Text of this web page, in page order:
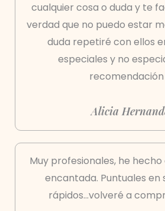
cualquier cosa o duda y te
verdad que no puedo estar
duda repetiré con ellos
especiales y no
recomendación
Alicia
Muy profesionales, he
encantada. Puntuales en
rápidos...volveré a